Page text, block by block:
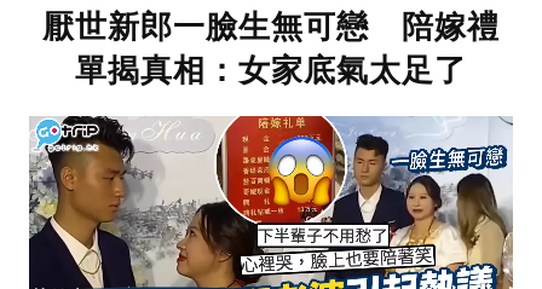
厭世新郎一臉生無可戀 陪嫁禮
單揭真相：女家底氣太足了